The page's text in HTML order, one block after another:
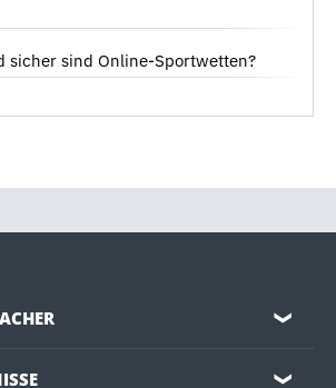
sicher sind Online-Sportwetten?
❯
❯